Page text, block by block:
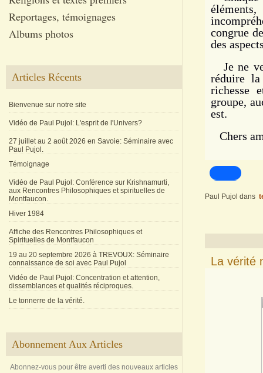
Reportages, témoignages
Albums photos
Articles Récents
Bienvenue sur notre site
Vidéo de Paul Pujol: L'esprit de l'Univers?
27 juillet au 2 août 2026 en Savoie: Séminaire avec
Paul Pujol.
Témoignage
Vidéo de Paul Pujol: Conférence sur Krishnamurti,
aux Rencontres Philosophiques et spirituelles de
Montfaucon.
Hiver 1984
Affiche des Rencontres Philosophiques et
Spirituelles de Montfaucon
19 au 20 septembre 2026 à TREVOUX: Séminaire
connaissance de soi avec Paul Pujol
Vidéo de Paul Pujol: Concentration et attention,
dissemblances et qualités réciproques.
Le tonnerre de la vérité.
Abonnement Aux Articles
Abonnez-vous pour être averti des nouveaux articles
congrue
des
Je ne
réduire
richesse
groupe,
est.
Chers
Paul Pujol dans
La vérité